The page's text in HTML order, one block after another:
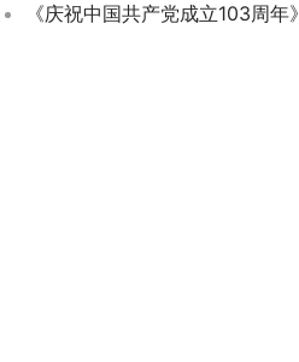
《庆祝中国共产党成立103周年》